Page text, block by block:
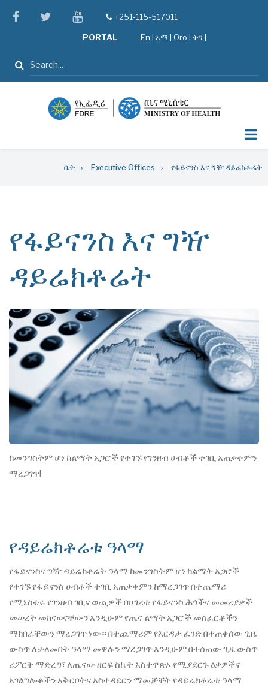
facebooktwitteryoutube
tel+251-115-517011
PORTAL En አማ Oro ትግ |
ፈልግ
ቤት Executive Offices የፋይናንስ እና ግዥ ዳይሬክቶሬት
የፋይናንስ እና ግዥ
ዳይሬክቶሬት
ከመንግስትም ሆነ ከልማት አጋሮች የተገኙ የገንዘብ ሀብቶች ተገቢ አጠቃቀምን
ማረጋገጥ!
የዳይሬክቶሬቱ ዓላማ
የፋይናንስና ግዥ ዳይሬክቶሬት ዓላማ ከመንግስትም ሆነ ከልማት አጋሮች
የተገኙ የፋይናንስ ሀብቶች ተገቢ አጠቃቀምን ከማረጋገጥ በተጨማሪ
የሚኒስቴሩ የገንዘብ ገቢና ወጪዎች በሀገሪቱ የፋይናንስ ሕጎችና መመሪያዎች
መሠረት መከናወናቸውን እንዲሁም የጤና ልማት አጋሮች መስፈርቶችን
ማክበራቸውን ማረጋገጥ ነው። በተጨማሪም የእርዳታ ፈንድ በተጠቀሰው ጊዜ
ውስጥ ለታለመበት ዓላማ መዋሉን ማረጋገጥ እንዲሁም በተሰጠው ጊዜ ውስጥ
ሪፖርት ማድረግ፣ ለጤናው ዘርፍ ስኬት አስተዋጽኦ የሚያደርጉ ዕቃዎችና
አገልግሎቶችን አቅርቦትና አስተዳደርን ማመቻቸት የዳይሬክቶሬቱ ዓላማ